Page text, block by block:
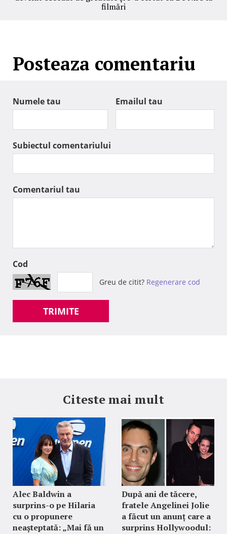
filmări
Posteaza comentariu
Numele tau Emailul tau
Subiectul comentariului
Comentariul tau
Cod
Greu de citit? Regenerare cod
TRIMITE
Citeste mai mult
Alec Baldwin a
surprins-o pe Hilaria
cu o propunere
neașteptată: „Mai fă un
După ani de tăcere,
fratele Angelinei Jolie
a făcut un anunț care a
surprins Hollywoodul: